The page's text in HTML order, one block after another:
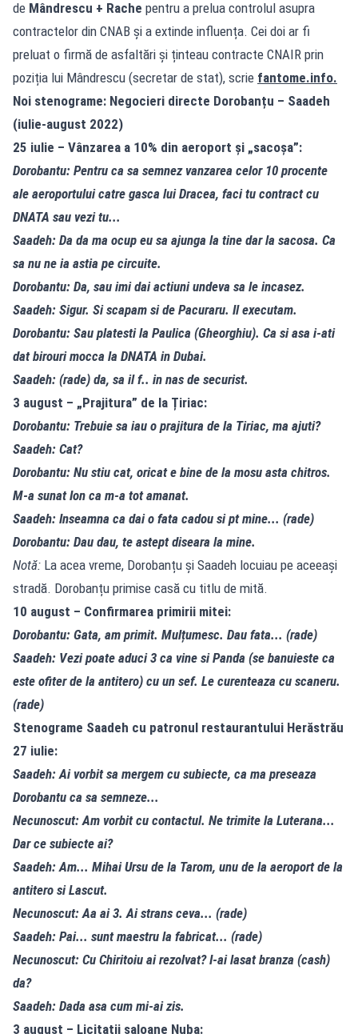
de Mândrescu + Rache pentru a prelua controlul asupra
contractelor din CNAB și a extinde influența. Cei doi ar fi
preluat o firmă de asfaltări și ținteau contracte CNAIR prin
poziția lui Mândrescu (secretar de stat), scrie fantome.info.
Noi stenograme: Negocieri directe Dorobanțu – Saadeh
(iulie-august 2022)
25 iulie – Vânzarea a 10% din aeroport și „sacoșa”:
Dorobantu: Pentru ca sa semnez vanzarea celor 10 procente
ale aeroportului catre gasca lui Dracea, faci tu contract cu
DNATA sau vezi tu...
Saadeh: Da da ma ocup eu sa ajunga la tine dar la sacosa. Ca
sa nu ne ia astia pe circuite.
Dorobantu: Da, sau imi dai actiuni undeva sa le incasez.
Saadeh: Sigur. Si scapam si de Pacuraru. Il executam.
Dorobantu: Sau platesti la Paulica (Gheorghiu). Ca si asa i-ati
dat birouri mocca la DNATA in Dubai.
Saadeh: (rade) da, sa il f.. in nas de securist.
3 august – „Prajitura” de la Țiriac:
Dorobantu: Trebuie sa iau o prajitura de la Tiriac, ma ajuti?
Saadeh: Cat?
Dorobantu: Nu stiu cat, oricat e bine de la mosu asta chitros.
M-a sunat Ion ca m-a tot amanat.
Saadeh: Inseamna ca dai o fata cadou si pt mine... (rade)
Dorobantu: Dau dau, te astept diseara la mine.
Notă: La acea vreme, Dorobanțu și Saadeh locuiau pe aceeași
stradă. Dorobanțu primise casă cu titlu de mită.
10 august – Confirmarea primirii mitei:
Dorobantu: Gata, am primit. Mulțumesc. Dau fata... (rade)
Saadeh: Vezi poate aduci 3 ca vine si Panda (se banuieste ca
este ofiter de la antitero) cu un sef. Le curenteaza cu scaneru.
(rade)
Stenograme Saadeh cu patronul restaurantului Herăstrău
27 iulie:
Saadeh: Ai vorbit sa mergem cu subiecte, ca ma preseaza
Dorobantu ca sa semneze...
Necunoscut: Am vorbit cu contactul. Ne trimite la Luterana...
Dar ce subiecte ai?
Saadeh: Am... Mihai Ursu de la Tarom, unu de la aeroport de la
antitero si Lascut.
Necunoscut: Aa ai 3. Ai strans ceva... (rade)
Saadeh: Pai... sunt maestru la fabricat... (rade)
Necunoscut: Cu Chiritoiu ai rezolvat? I-ai lasat branza (cash)
da?
Saadeh: Dada asa cum mi-ai zis.
3 august – Licitații saloane Nuba: